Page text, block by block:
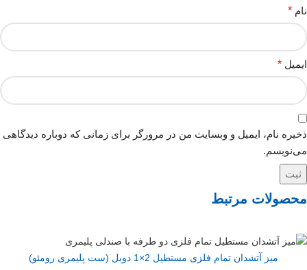
نام *
ایمیل *
ذخیره نام، ایمیل و وبسایت من در مرورگر برای زمانی که دوباره دیدگاهی
می‌نویسم.
محصولات مرتبط
میز آتشدان تمام فلزی مستطیل 2×1 دوبل (ست پلیمری رومئو)